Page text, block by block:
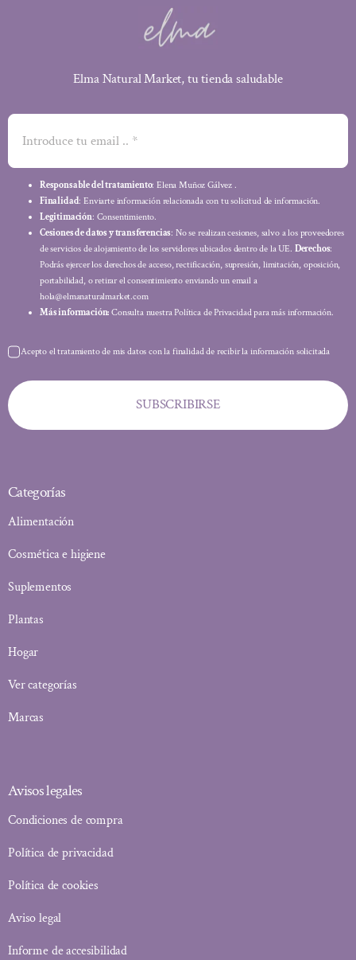
Elma Natural Market, tu tienda saludable
Responsable del tratamiento: Elena Muñoz Gálvez .
Finalidad: Enviarte información relacionada con tu solicitud de información.
Legitimación: Consentimiento.
Cesiones de datos y transferencias: No se realizan cesiones, salvo a los proveedores
de servicios de alojamiento de los servidores ubicados dentro de la UE. Derechos:
Podrás ejercer los derechos de acceso, rectificación, supresión, limitación, oposición,
portabilidad, o retirar el consentimiento enviando un email a
hola@elmanaturalmarket.com
Más información: Consulta nuestra Política de Privacidad para más información.
Acepto el tratamiento de mis datos con la finalidad de recibir la información solicitada
SUBSCRIBIRSE
Categorías
Alimentación
Cosmética e higiene
Suplementos
Plantas
Hogar
Ver categorías
Marcas
Avisos legales
Condiciones de compra
Política de privacidad
Política de cookies
Aviso legal
Informe de accesibilidad